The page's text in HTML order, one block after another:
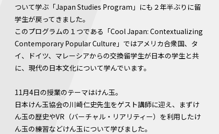
ついて学ぶ「Japan Studies Program」にも２年半ぶりに留
学生が戻ってきました。
このプログラムの１つである「Cool Japan: Contextualizing
Contemporary Popular Culture」ではアメリカ合衆国、タ
イ、ドイツ、マレーシアからの交換留学生が日本の学生と共
に、現代の日本文化について学んでいます。
11月4日の授業のテーマはけん玉。
日本けん玉協会の川崎仁史先生をゲスト講師に迎え、まずけ
ん玉の歴史やVR（バーチャル・リアリティー）を利用したけ
ん玉の練習などけん玉について学びました。